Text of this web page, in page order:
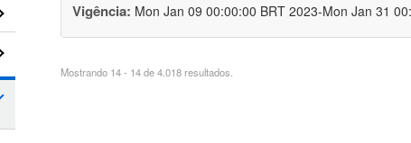
Vigência: Mon Jan 09 00:00:00 BRT 2023-Mon Jan 31
Mostrando 14 - 14 de 4.018 resultados.